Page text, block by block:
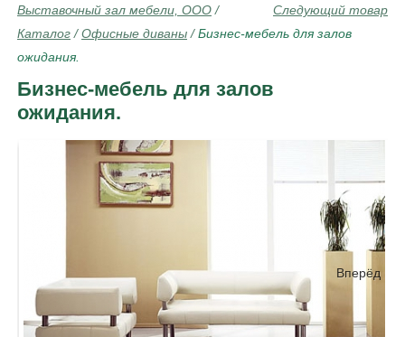
Следующий товар
Выставочный зал мебели, ООО /
Каталог /Офисные диваны /Бизнес-мебель для залов
ожидания.
Бизнес-мебель для залов
ожидания.
Вперёд